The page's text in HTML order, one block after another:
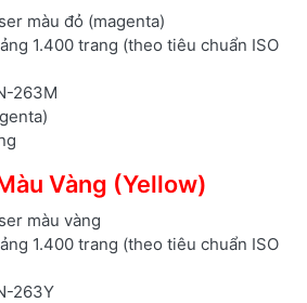
màu đỏ (magenta)
1.400 trang (theo tiêu chuẩn ISO
263M
Vàng (Yellow)
màu vàng
1.400 trang (theo tiêu chuẩn ISO
263Y